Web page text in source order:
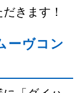
きます！
ーヴコン